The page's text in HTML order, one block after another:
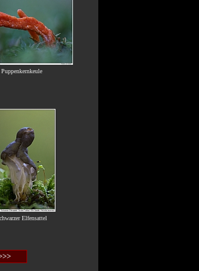
Puppenkernkeule
Elfensattel